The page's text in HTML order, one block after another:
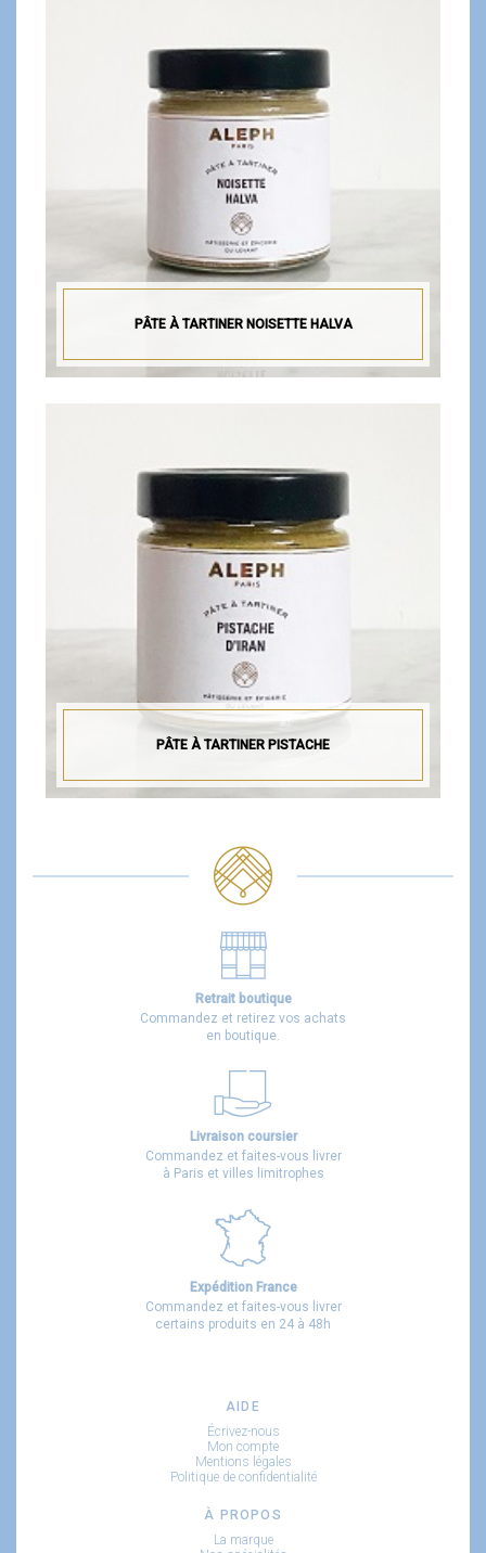
PÂTE À TARTINER NOISETTE HALVA
PÂTE À TARTINER PISTACHE
Retrait boutique
Commandez et retirez vos achats
en boutique.
Livraison coursier
Commandez et faites-vous livrer
à Paris et villes limitrophes
Expédition France
Commandez et faites-vous livrer
certains produits en 24 à 48h
AIDE
Écrivez-nous
Mon compte
Mentions légales
Politique de confidentialité
À PROPOS
La marque